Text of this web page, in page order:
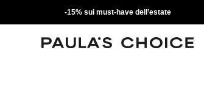
-15% sui must-have dell’estate